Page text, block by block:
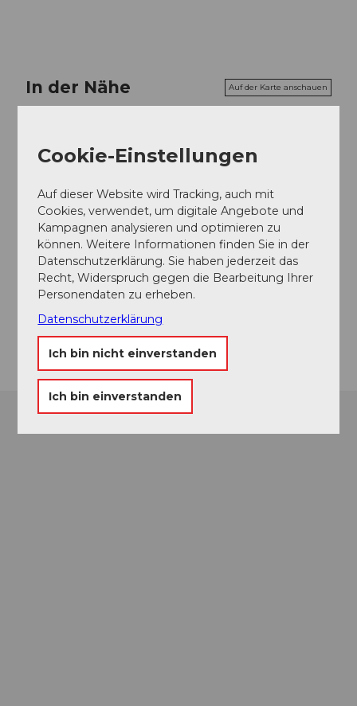
In der Nähe Auf der Karte anschauen
Veranstaltung
Veranstaltungsort
Bahnhof Langnau i.E:
Bahnhofstrasse
3550Langnau im Emmental
Website
Cookie-Einstellungen
Auf dieser Website wird Tracking, auch mit
Cookies, verwendet, um digitale Angebote und
Kampagnen analysieren und optimieren zu
können. Weitere Informationen finden Sie in der
Datenschutzerklärung. Sie haben jederzeit das
Recht, Widerspruch gegen die Bearbeitung Ihrer
Personendaten zu erheben.
Datenschutzerklärung
Ich bin nicht einverstanden
Ich bin einverstanden